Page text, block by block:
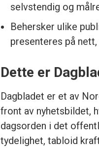
selvstendig og
Behersker ulike
presenteres på
Dette er
Dagbladet er et av
front av nyhetsbildet,
dagsorden i det
tydelighet, tabloid